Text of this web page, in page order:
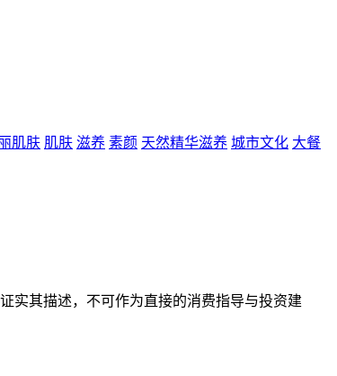
肌肤 肌肤 滋养 素颜 天然精华滋养 城市文化 大餐
实其描述，不可作为直接的消费指导与投资建